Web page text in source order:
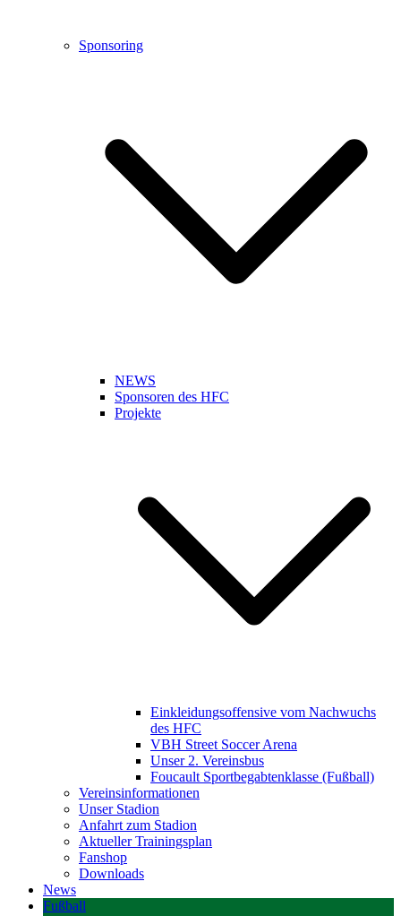
Sponsoring
NEWS
Sponsoren des HFC
Projekte
Einkleidungsoffensive vom Nachwuchs
des HFC
VBH Street Soccer Arena
Unser 2. Vereinsbus
Foucault Sportbegabtenklasse (Fußball)
Vereinsinformationen
Unser Stadion
Anfahrt zum Stadion
Aktueller Trainingsplan
Fanshop
Downloads
News
Fußball